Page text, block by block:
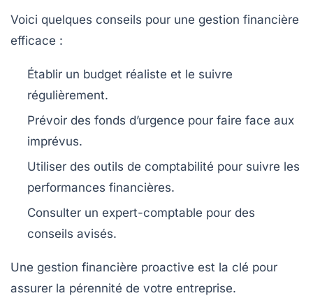
Voici quelques conseils pour une gestion financière
efficace :
Établir un budget réaliste et le suivre
régulièrement.
Prévoir des fonds d’urgence pour faire face aux
imprévus.
Utiliser des outils de comptabilité pour suivre les
performances financières.
Consulter un expert-comptable pour des
conseils avisés.
Une gestion financière proactive est la clé pour
assurer la pérennité de votre entreprise.